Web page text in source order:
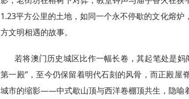
1.23平方公里的土地，如同一个永不停歇的文化熔
方文明相遇的故事。
若将澳门历史城区比作一幅长卷，其起笔处是
第一殿”，至今仍保留着明代石刻的风骨，而正殿屋
城市的缩影——中式歇山顶与西洋卷棚顶共生，隐喻